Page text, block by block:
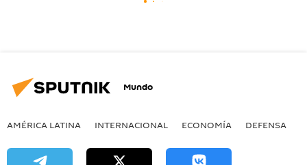
Mundo
AMÉRICA LATINA INTERNACIONAL ECONOMÍA DEFENSA